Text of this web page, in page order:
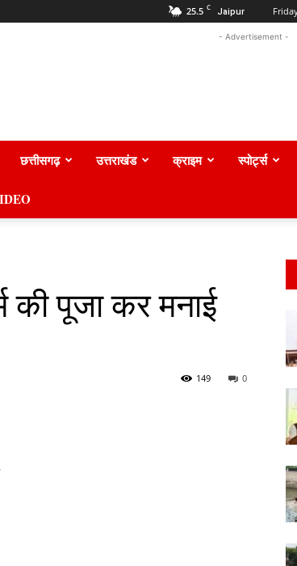
25.5 C Jaipur
- Advertisement -
छत्तीसगढ़ उत्तराखंड क्राइम स्पोर्ट्स
की पूजा कर मनाई
0
149